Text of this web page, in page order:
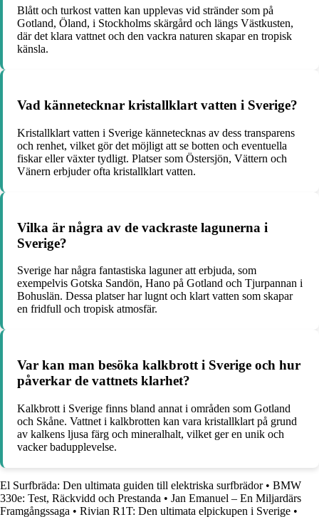
Blått och turkost vatten kan upplevas vid stränder som på
Gotland, Öland, i Stockholms skärgård och längs Västkusten,
där det klara vattnet och den vackra naturen skapar en tropisk
känsla.
Vad kännetecknar kristallklart vatten i Sverige?
Kristallklart vatten i Sverige kännetecknas av dess transparens
och renhet, vilket gör det möjligt att se botten och eventuella
fiskar eller växter tydligt. Platser som Östersjön, Vättern och
Vänern erbjuder ofta kristallklart vatten.
Vilka är några av de vackraste lagunerna i
Sverige?
Sverige har några fantastiska laguner att erbjuda, som
exempelvis Gotska Sandön, Hano på Gotland och Tjurpannan i
Bohuslän. Dessa platser har lugnt och klart vatten som skapar
en fridfull och tropisk atmosfär.
Var kan man besöka kalkbrott i Sverige och hur
påverkar de vattnets klarhet?
Kalkbrott i Sverige finns bland annat i områden som Gotland
och Skåne. Vattnet i kalkbrotten kan vara kristallklart på grund
av kalkens ljusa färg och mineralhalt, vilket ger en unik och
vacker badupplevelse.
El Surfbräda: Den ultimata guiden till elektriska surfbrädor• BMW
330e: Test, Räckvidd och Prestanda • Jan Emanuel – En Miljardärs
Framgångssaga • Rivian R1T: Den ultimata elpickupen i Sverige •